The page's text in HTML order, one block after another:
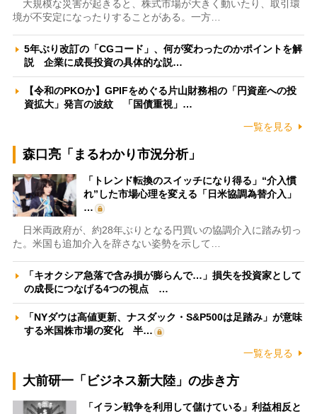
大規模な災害が起きると、株式市場が大きく動いたり、取引環
境が不安定になったりすることがある。一方…
5年ぶり改訂の「CGコード」、何が変わったのかポイントを解
説 企業に成長投資の具体的な説…
【令和のPKOか】GPIFをめぐる片山財務相の「円資産への投
資拡大」発言の波紋 「国債重視」…
一覧を見る
森口亮「まるわかり市況分析」
「トレンド転換のスイッチになり得る」“介入慣
れ”した市場心理を変える「日米協調為替介入」
…
日米両政府が、約28年ぶりとなる円買いの協調介入に踏み切っ
た。米国も追加介入を辞さない姿勢を示して…
「キオクシア急落で含み損が膨らんで…」損失を投資家として
の成長につなげる4つの視点 …
「NYダウは高値更新、ナスダック・S&P500は足踏み」が意味
する米国株市場の変化 半…
一覧を見る
大前研一「ビジネス新大陸」の歩き方
「イラン戦争を利用して儲けている」利益相反と